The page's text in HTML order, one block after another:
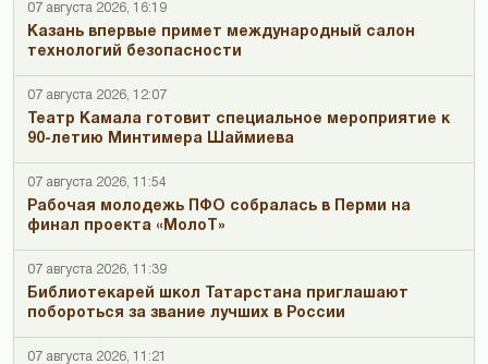
07 августа 2026, 16:19
Казань впервые примет международный салон
технологий безопасности
07 августа 2026, 12:07
Театр Камала готовит специальное мероприятие к
90-летию Минтимера Шаймиева
07 августа 2026, 11:54
Рабочая молодежь ПФО собралась в Перми на
финал проекта «МолоТ»
07 августа 2026, 11:39
Библиотекарей школ Татарстана приглашают
побороться за звание лучших в России
07 августа 2026, 11:21